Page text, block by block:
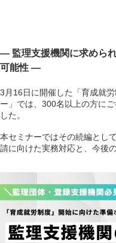
― 監理支援機関に求めら
可能性 ―
3月16日に開催した「育成就
ー」では、300名以上の方に
した。
本セミナーではその続編とし
請に向けた実務対応と、今後